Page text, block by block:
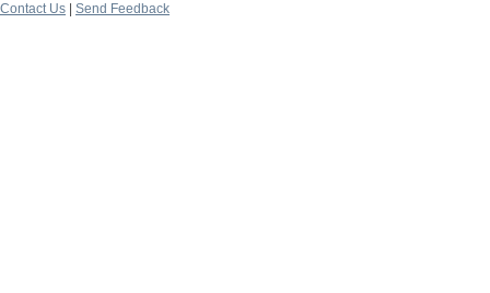
Contact Us
Send Feedback